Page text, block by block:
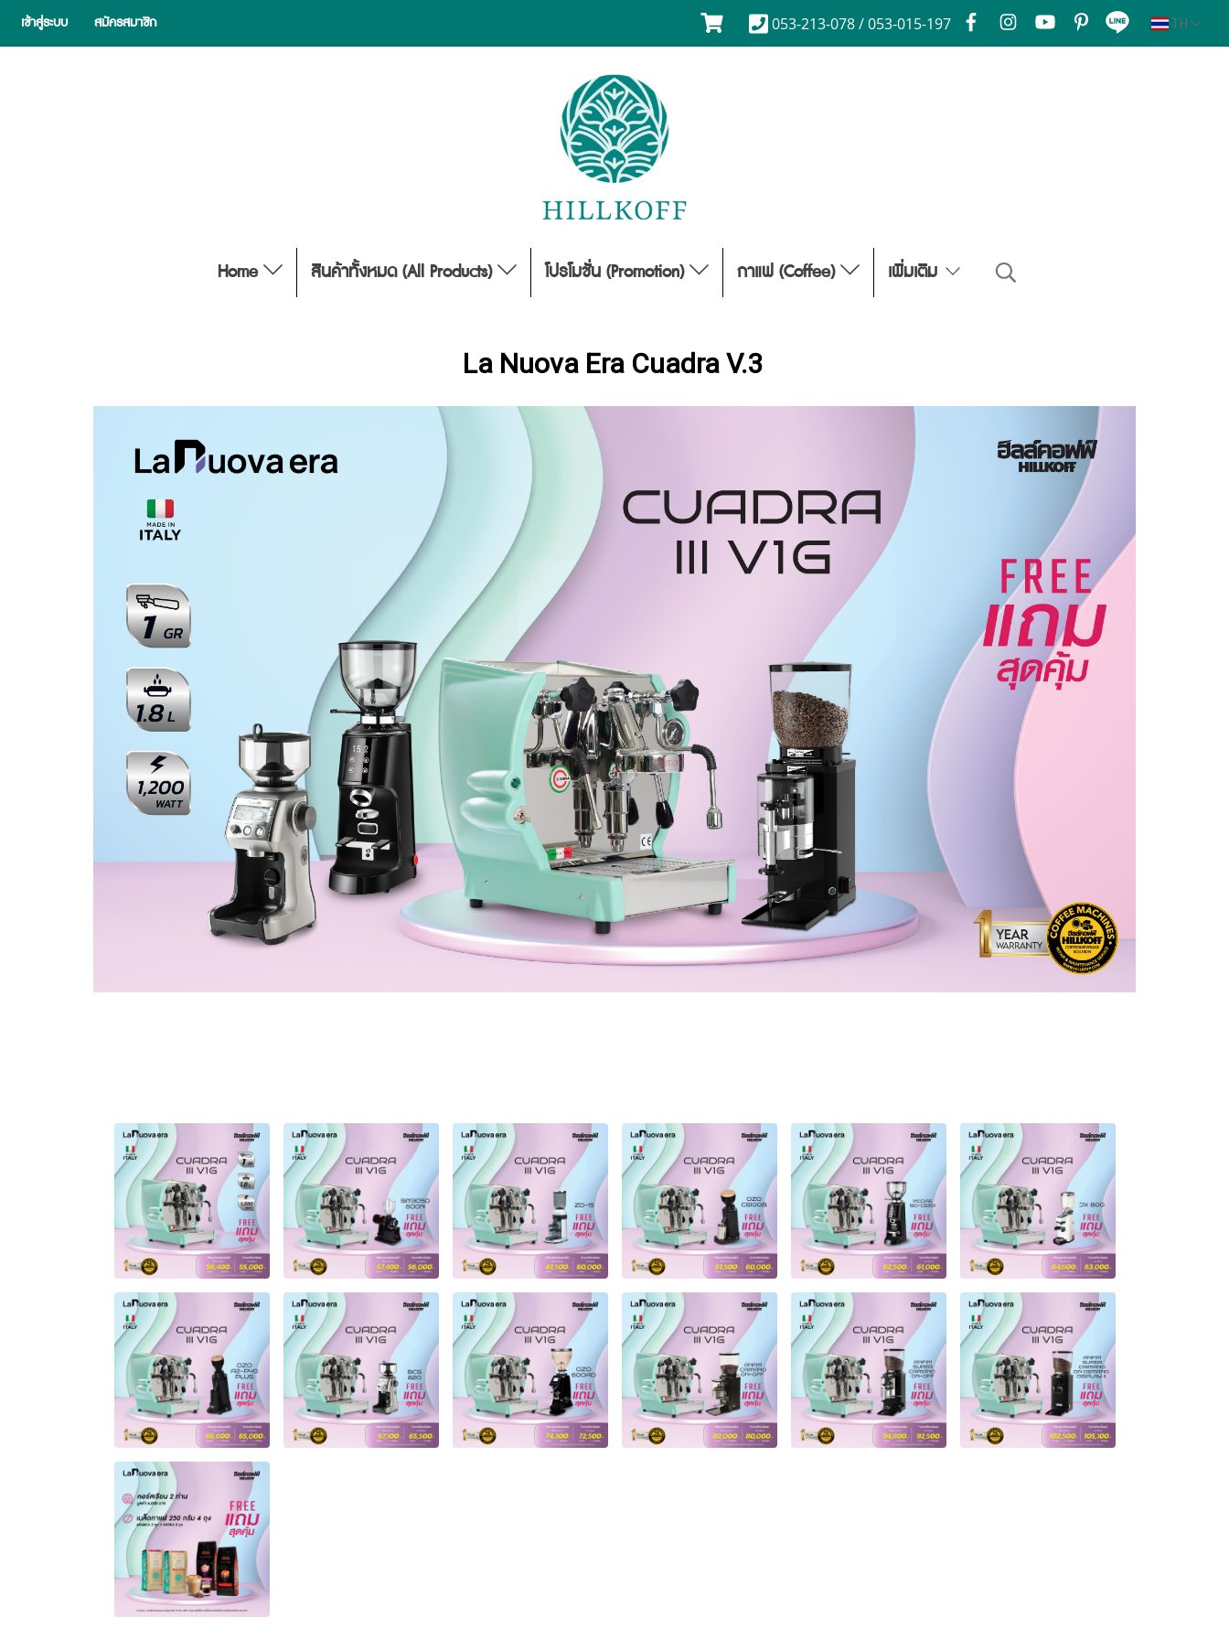
เข้าสู่ระบบ สมัครสมาชิก 053-213-078 / 053-015-197 TH
Home สินค้าทั้งหมด (All Products) โปรโมชั่น (Promotion) กาแฟ (Coffee) เพิ่มเติม
La Nuova Era Cuadra V.3